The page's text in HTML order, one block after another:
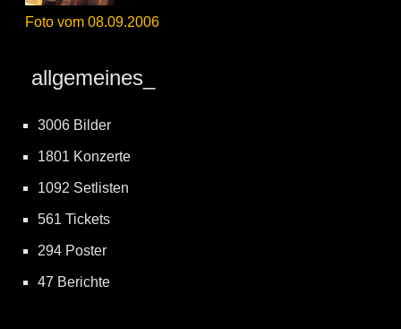
Foto vom 08.09.2006
allgemeines_
3006 Bilder
1801 Konzerte
1092 Setlisten
561 Tickets
294 Poster
47 Berichte